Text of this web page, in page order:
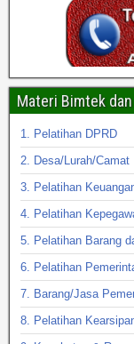
Materi Bimtek
1. Pelatihan DPRD
2. Desa/Lurah/Camat
3. Pelatihan
4. Pelatihan
5. Pelatihan Barang
6. Pelatihan
7. Barang/Jasa
8. Pelatihan